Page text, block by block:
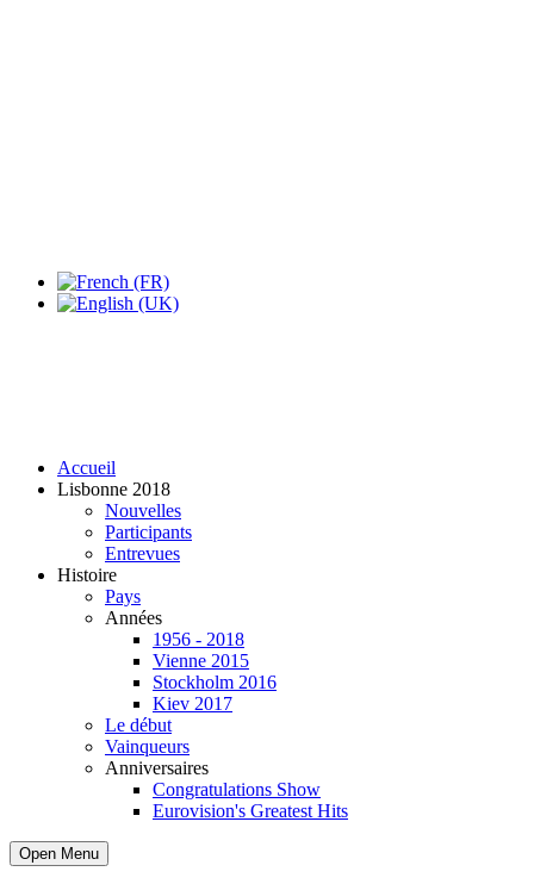
Accueil
Lisbonne 2018
Nouvelles
Participants
Entrevues
Histoire
Pays
Années
1956 - 2018
Vienne 2015
Stockholm 2016
Kiev 2017
Le début
Vainqueurs
Anniversaires
Congratulations Show
Eurovision's Greatest Hits
Open Menu